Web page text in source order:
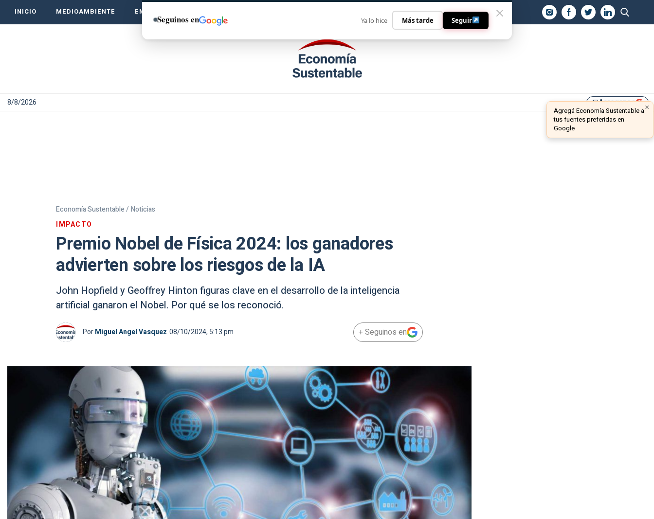
INICIO MEDIOAMBIENTE EMPRENDE VERDE CONTACTO
8/8/2026 library_addAgreganos ×
Agregá Economía Sustentable a
tus fuentes preferidas en
Google
Economía Sustentable / Noticias
IMPACTO
Premio Nobel de Física 2024: los ganadores
advierten sobre los riesgos de la IA
John Hopfield y Geoffrey Hinton figuras clave en el desarrollo de la inteligencia
artificial ganaron el Nobel. Por qué se los reconoció.
PorMiguel Angel Vasquez 08/10/2024, 5:13 pm + Seguinos en
Seguinos en Ya lo hice Más tarde Seguir